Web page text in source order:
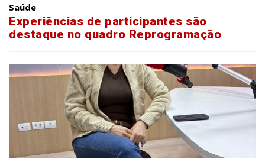
Saúde
Experiências de participantes são
destaque no quadro Reprogramação